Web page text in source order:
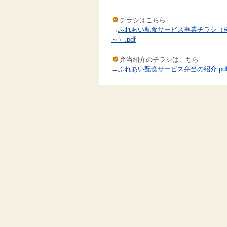
チラシはこちら
→ふれあい配食サービス事業チラシ（
～）.pdf
弁当紹介のチラシはこちら
→ふれあい配食サービス弁当の紹介